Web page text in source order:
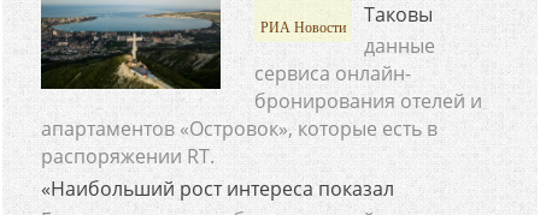
РИА Новости
Таковы
данные
сервиса онлайн-
бронирования отелей и
апартаментов «Островок», которые есть в
распоряжении RT.
«Наибольший рост интереса показал